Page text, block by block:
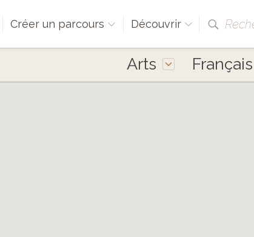
Créer un parcours Découvrir
Arts Français